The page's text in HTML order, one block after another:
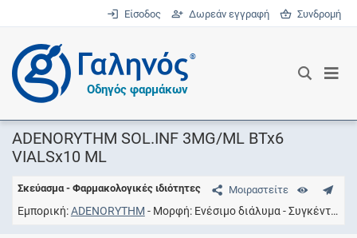
Είσοδος Δωρεάν εγγραφή Συνδρομή
®
Οδηγός φαρμάκων
ADENORYTHM SOL.INF 3MG/ML BTx6
VIALSx10 ML
Μοιραστείτε
Σκεύασμα - Φαρμακολογικές ιδιότητες
Εμπορική ADENORYTHM Μορφή Ενέσιμο διάλυμα Συγκέντρωση